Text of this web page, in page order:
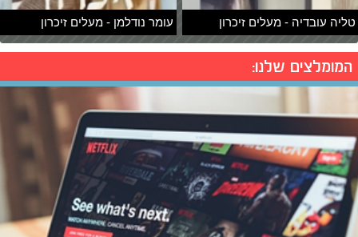
טליה עובדיה - מעלים זיכרון עומר נודלמן - מעלים זיכרון
המומלצים שלנו: